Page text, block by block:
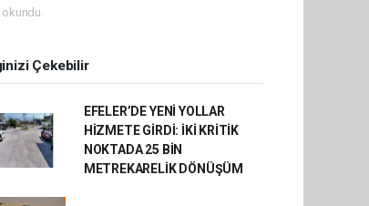
Çekebilir
EFELER’DE YENİ YOLLAR
HİZMETE GİRDİ: İKİ KRİTİK
NOKTADA 25 BİN
METREKARELİK DÖNÜŞÜM